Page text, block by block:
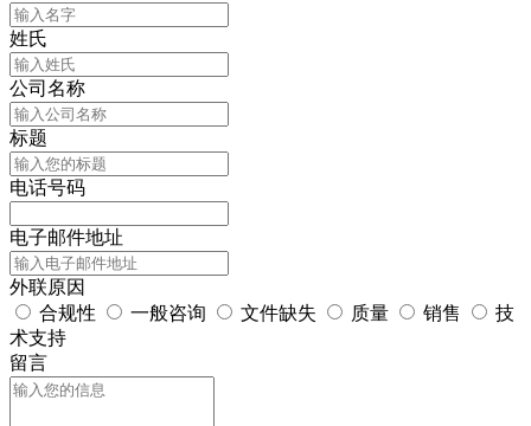
姓氏
公司名称
标题
电话号码
电子邮件地址
外联原因
合规性
一般咨询 文件缺失 质量 销售
技
术支持
留言